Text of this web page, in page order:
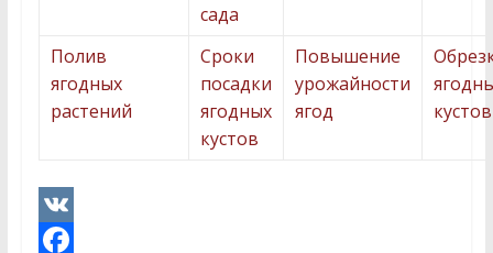
сада
Полив
ягодных
растений
Сроки
посадки
ягодных
кустов
Повышение
урожайности
ягод
кустов
V